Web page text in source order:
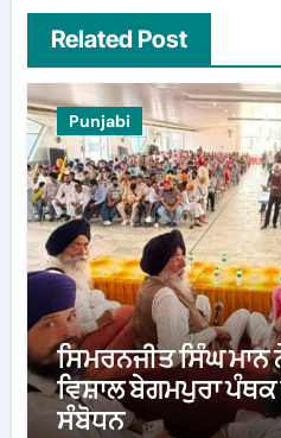
Related Post
Punjabi
ਸਿਮਰਨਜੀਤ ਸਿੰਘ ਮਾਨ
ਵਿਸ਼ਾਲ ਬੇਗਮਪੁਰਾ
ਸੰਬੋਧਨ